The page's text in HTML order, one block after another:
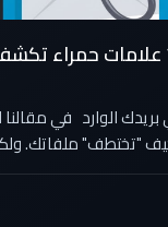
لا تبتلع الطُعم: 7 علامات
الوارد في مقالنا
"تختطف" ملفاتك.